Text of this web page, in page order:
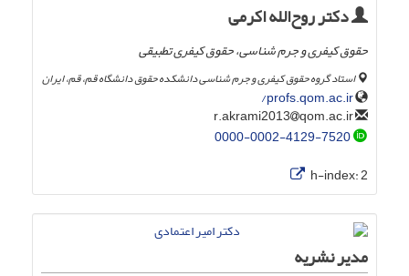
دکتر روح‌الله اکرمی
حقوق کیفری و جرم شناسی، حقوق کیفری تطبیقی
استاد گروه حقوق کیفری و جرم شناسی دانشکده حقوق دانشگاه قم، قم، ایران
profs.qom.ac.ir/
qom.ac.ir
0000-0002-4129-7520
h-index:2
مدیر نشریه